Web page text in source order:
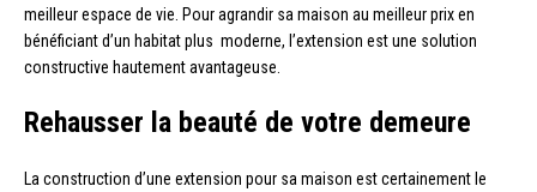
meilleur espace de vie. Pour agrandir sa maison au meilleur prix en
bénéficiant d’un habitat plus moderne, l’extension est une solution
constructive hautement avantageuse.
Rehausser la beauté de votre demeure
La construction d’une extension pour sa maison est certainement le